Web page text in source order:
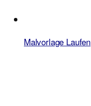
Malvorlage Laufen